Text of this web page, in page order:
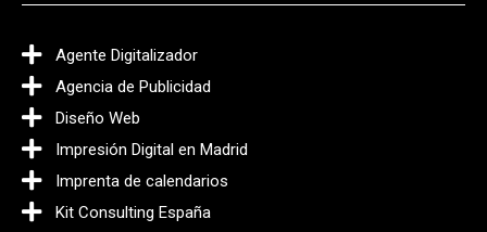
Agente Digitalizador
Agencia de Publicidad
Diseño Web
Impresión Digital en Madrid
Imprenta de calendarios
Kit Consulting España